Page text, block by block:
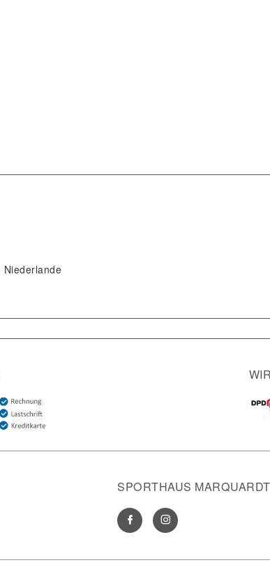
Niederlande
SPORTHAUS